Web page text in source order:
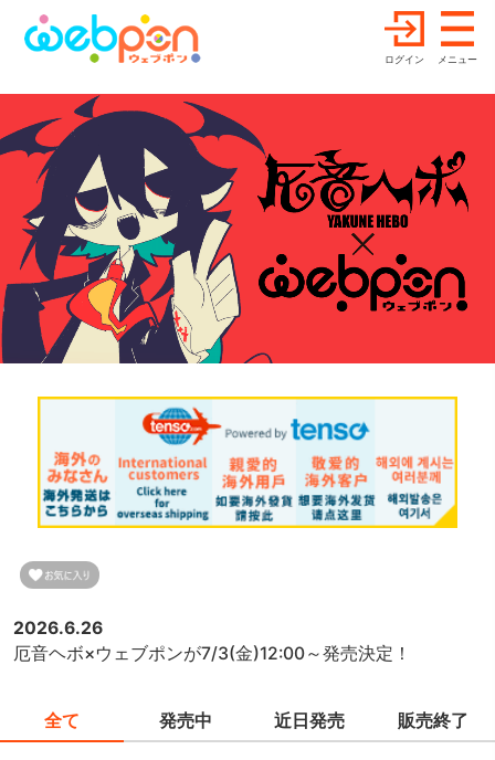
ログイン メニュー
2026.6.26
厄音ヘボ×ウェブポンが7/3(金)12:00～発売決定！
全て 発売中 近日発売 販売終了